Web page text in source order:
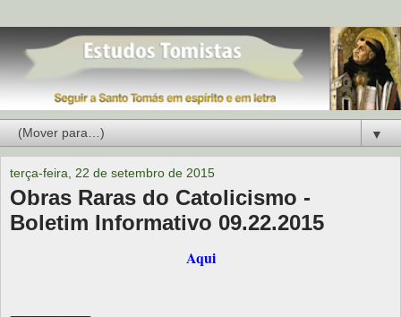
▼
terça-feira, 22 de setembro de 2015
Obras Raras do Catolicismo -
Boletim Informativo 09.22.2015
Aqui